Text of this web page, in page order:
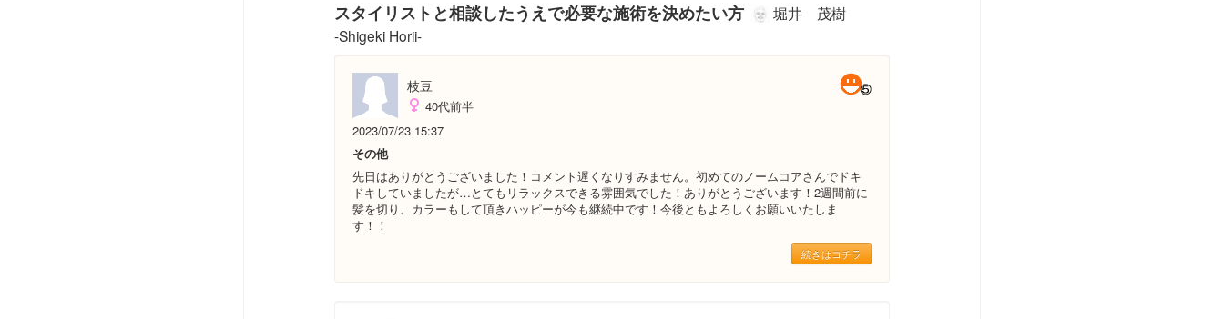
スタイリストと相談したうえで必要な施術を決めたい方
堀井 茂樹
-Shigeki Horii-
枝豆
40代前半
2023/07/23 15:37
その他
先日はありがとうございました！コメント遅くなりすみません。初めてのノームコアさんでドキ
ドキしていましたが…とてもリラックスできる雰囲気でした！ありがとうございます！2週間前に
髪を切り、カラーもして頂きハッピーが今も継続中です！今後ともよろしくお願いいたしま
す！！
続きはコチラ